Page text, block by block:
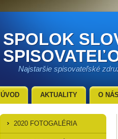
SPOLOK
Najstaršie spisovateľské
2020 FOTOGALÉRIA
ÚVOD AKTUALITY O NÁS